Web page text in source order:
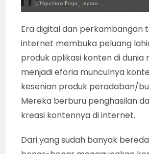
Era digital dan perkambangan
internet membuka peluang
produk aplikasi konten di dunia
menjadi eforia munculnya
kesenian produk peradaban/
Mereka berburu penghasilan
kreasi kontennya di internet.
Dari yang sudah banyak